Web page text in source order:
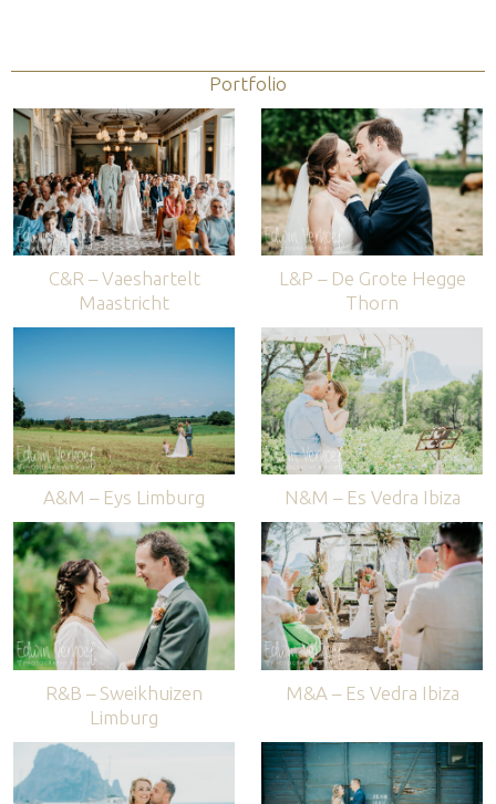
Portfolio
C&R – Vaeshartelt
Maastricht
L&P – De Grote Hegge
Thorn
A&M – Eys Limburg N&M – Es Vedra Ibiza
R&B – Sweikhuizen
Limburg
M&A – Es Vedra Ibiza